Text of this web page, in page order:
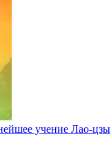
учение Лао-цзы